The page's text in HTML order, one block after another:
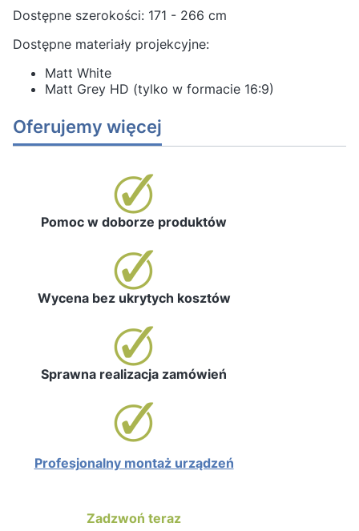
Dostępne szerokości: 171 - 266 cm
Dostępne materiały projekcyjne:
Matt White
Matt Grey HD (tylko w formacie 16:9)
Oferujemy więcej
Pomoc w doborze produktów
Wycena bez ukrytych kosztów
Sprawna realizacja zamówień
Profesjonalny montaż urządzeń
Zadzwoń teraz